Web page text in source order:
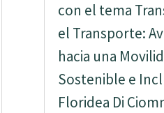
con el tema
el Transporte:
hacia una
Sostenible e
Floridea Di